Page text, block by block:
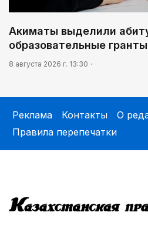
Акиматы выделили
образовательные гранты
8 августа 2026 г. 13:30
Реклама Контакты
О
Правила перепечатки